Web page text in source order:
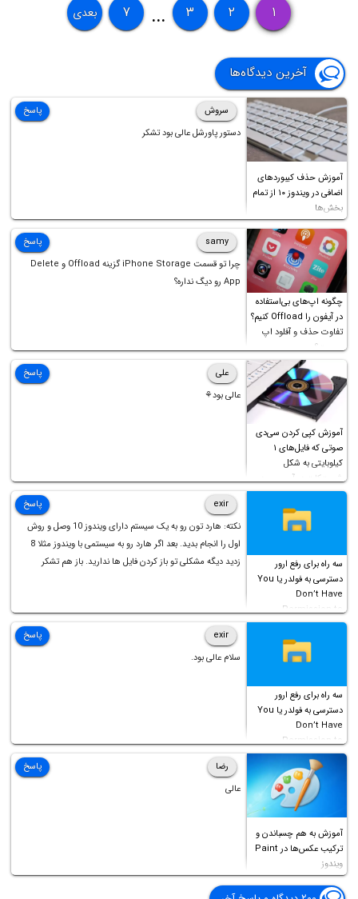
۱ ۲ ۳ ... ۷ بعدی
آخرین دیدگاه‌ها
آموزش حذف کیبوردهای
اضافی در ویندوز ۱۰ از تمام
بخش‌ها
سروش
دستور پاورشل عالی بود تشکر
پاسخ
چگونه اپ‌های بی‌استفاده
در آیفون را Offload کنیم؟
تفاوت حذف و آفلود اپ
چیست؟
samy
چرا تو قسمت iPhone Storage گزینه Offload و Delete
App رو دیگ نداره؟
پاسخ
آموزش کپی کردن سی‌دی
صوتی که فایل‌های ۱
کیلوبایتی به شکل
شورت‌کات در آن موجود
است!
علی
عالی بود⚘
پاسخ
سه راه برای رفع ارور
دسترسی به فولدر یا You
Don’t Have
Permission to
Access this folder
exir
نکته: هارد تون رو به یک سیستم دارای ویندوز 10 وصل و روش
اول را انجام بدید. بعد اگر هارد رو به سیستمی با ویندوز مثلا 8
زدید دیگه مشکلی تو باز کردن فایل ها ندارید. باز هم تشکر
پاسخ
سه راه برای رفع ارور
دسترسی به فولدر یا You
Don’t Have
Permission to
Access this folder
exir
سلام عالی بود.
پاسخ
آموزش به هم چسباندن و
ترکیب عکس‌ها در Paint
ویندوز
رضا
عالی
پاسخ